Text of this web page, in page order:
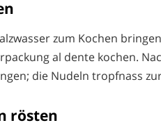
zum Kochen
al dente kochen.
die Nudeln tropfnass
rösten